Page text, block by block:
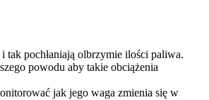
tak pochłaniają olbrzymie ilości paliwa.
powodu aby takie obciążenia
jak jego waga zmienia się w